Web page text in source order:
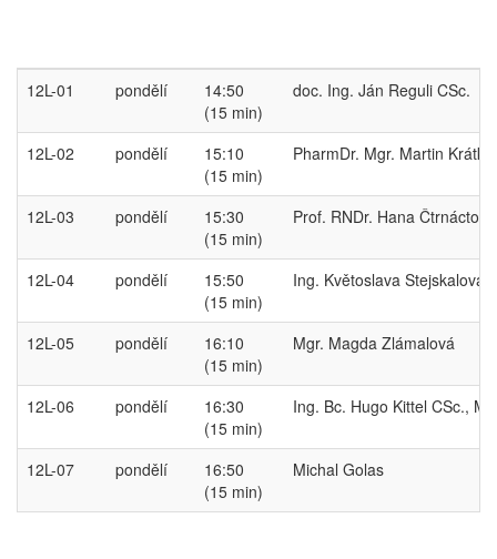
12L-01 pondělí
14:50
(15 min)
doc. Ing. Ján Reguli CSc.
12L-02 pondělí
15:10
(15 min)
PharmDr. Mgr. Martin Krátký
12L-03 pondělí
15:30
(15 min)
Prof. RNDr. Hana
12L-04 pondělí
15:50
(15 min)
Ing. Květoslava Stejskalová
12L-05 pondělí
16:10
(15 min)
Mgr. Magda Zlámalová
12L-06 pondělí
16:30
(15 min)
Ing. Bc. Hugo Kittel CSc.,
12L-07 pondělí
16:50
(15 min)
Michal Golas